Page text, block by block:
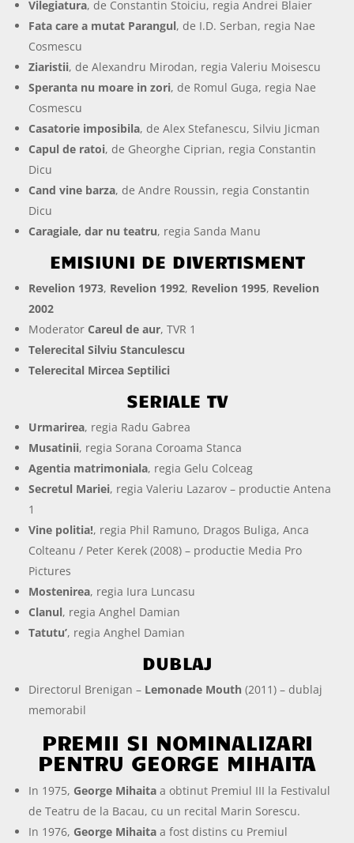
Vilegiatura, de Constantin Stoiciu, regia Andrei Blaier
Fata care a mutat Parangul, de I.D. Serban, regia Nae
Cosmescu
Ziaristii, de Alexandru Mirodan, regia Valeriu Moisescu
Speranta nu moare in zori, de Romul Guga, regia Nae
Cosmescu
Casatorie imposibila, de Alex Stefanescu, Silviu Jicman
Capul de ratoi, de Gheorghe Ciprian, regia Constantin
Dicu
Cand vine barza, de Andre Roussin, regia Constantin
Dicu
Caragiale, dar nu teatru, regia Sanda Manu
EMISIUNI DE DIVERTISMENT
Revelion 1973, Revelion 1992, Revelion 1995, Revelion
2002
Moderator Careul de aur, TVR 1
Telerecital Silviu Stanculescu
Telerecital Mircea Septilici
SERIALE TV
Urmarirea, regia Radu Gabrea
Musatinii, regia Sorana Coroama Stanca
Agentia matrimoniala, regia Gelu Colceag
Secretul Mariei, regia Valeriu Lazarov – productie Antena
1
Vine politia!, regia Phil Ramuno, Dragos Buliga, Anca
Colteanu / Peter Kerek (2008) – productie Media Pro
Pictures
Mostenirea, regia Iura Luncasu
Clanul, regia Anghel Damian
Tatutu’, regia Anghel Damian
DUBLAJ
Directorul Brenigan – Lemonade Mouth (2011) – dublaj
memorabil
PREMII SI NOMINALIZARI
PENTRU GEORGE MIHAITA
In 1975, George Mihaita a obtinut Premiul III la Festivalul
de Teatru de la Bacau, cu un recital Marin Sorescu.
In 1976, George Mihaita a fost distins cu Premiul